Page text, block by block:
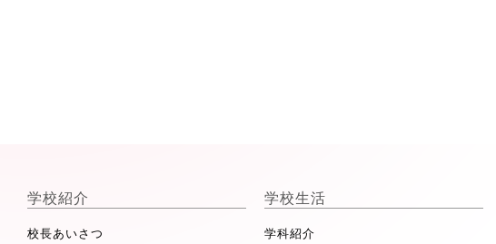
学校紹介
校長あいさつ
学校生活
学科紹介